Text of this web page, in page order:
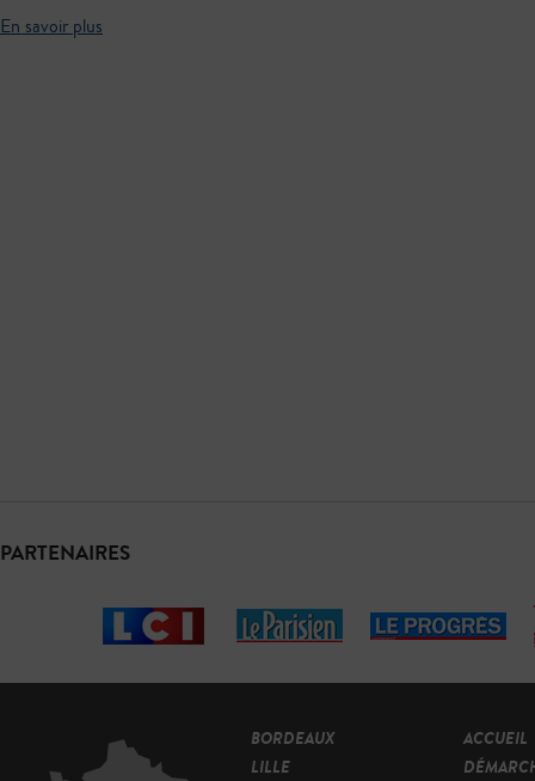
En savoir plus
PARTENAIRES
BORDEAUX
LILLE
ACCUEIL